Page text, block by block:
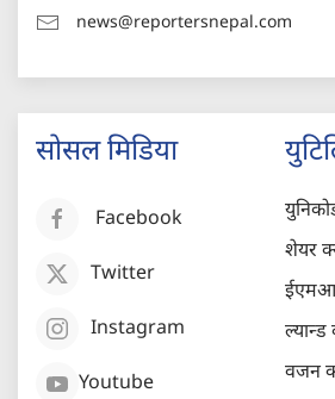
news@reportersnepal.com
सोसल मिडिया
Facebook
Twitter
Instagram
Youtube
शेयर
वजन